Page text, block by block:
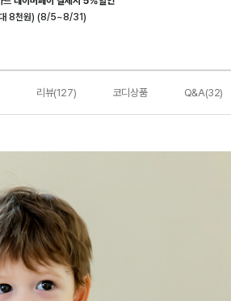
대 8천원) (8/5~8/31)
리뷰(127) 코디상품 Q&A(32)